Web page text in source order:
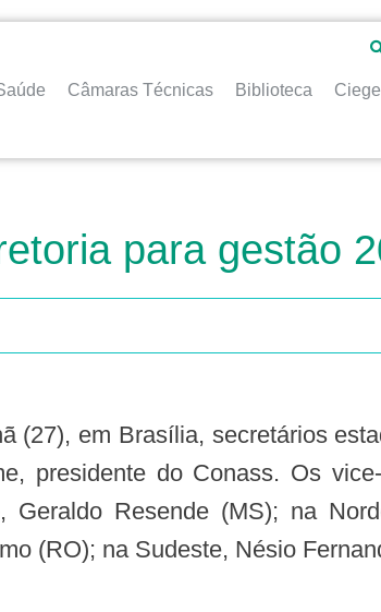
Câmaras Técnicas Biblioteca
para gestão
presidente do Conass. Os
Geraldo Resende (MS); na
(RO); na Sudeste, Nésio